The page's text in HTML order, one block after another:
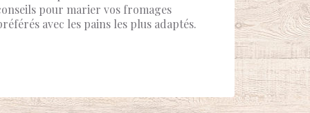
pour marier vos fromages
avec les pains les plus adaptés.